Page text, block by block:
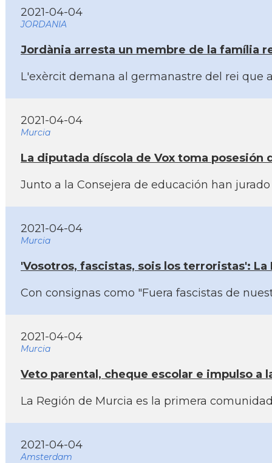
2021-04-04
JORDANIA
Jordània arresta un membre de la famí­lia
L'exèrcit demana al germanastre del rei que
2021-04-04
Murcia
La diputada dí­scola de Vox toma posesión
Junto a la Consejera de educación han
2021-04-04
Murcia
'Vosotros, fascistas, sois los terroristas':
Con consignas como "Fuera fascistas de
2021-04-04
Murcia
Veto parental, cheque escolar e impulso
La Región de Murcia es la primera
2021-04-04
Amsterdam